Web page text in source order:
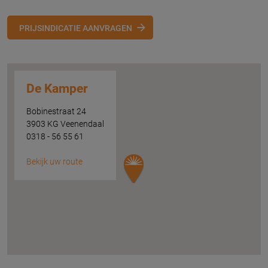
PRIJSINDICATIE AANVRAGEN
De Kamper
Bobinestraat 24
3903 KG Veenendaal
0318 - 56 55 61
Bekijk uw route